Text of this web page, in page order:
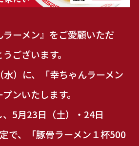
ーメン』をご愛顧いただ
ございます。
）に、「幸ちゃんラーメン
ンいたします。
5月23日（土）・24日
で、「豚骨ラーメン１杯500